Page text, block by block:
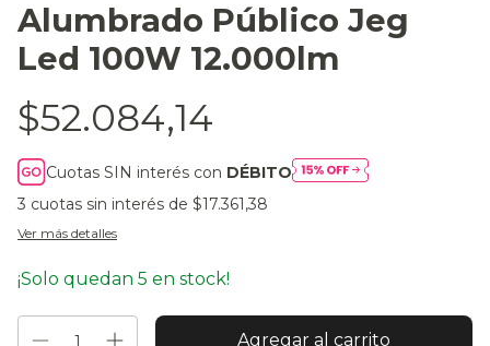
Alumbrado Público Jeg
Led 100W 12.000lm
$52.084,14
Cuotas SIN interés con DÉBITO
3 cuotas sin interés de $17.361,38
Ver más detalles
¡Solo quedan 5 en stock!